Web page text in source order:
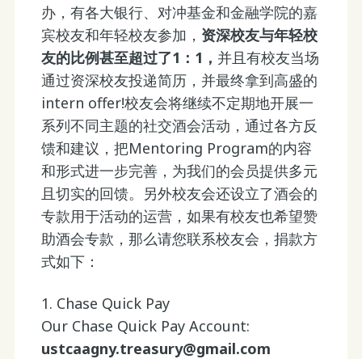
办，有各大银行、对冲基金和金融学院的嘉
宾校友和年轻校友参加， 资深校友与年轻校
友的比例甚至超过了1：1， 并且有校友当场
通过资深校友投递简历，并最终拿到高盛的
intern offer!校友会将继续不定期地开展一
系列不同主题的社交酒会活动，通过各方反
馈和建议，把Mentoring Program的内容
和形式进一步完善，为我们的会员提供多元
且切实的回馈。另外校友会还设立了酒会的
专款用于活动的运营，如果有校友也希望赞
助酒会专款，那么请您联系校友会，捐款方
式如下：
1. Chase Quick Pay
Our Chase Quick Pay Account:
ustcaagny.treasury@gmail.com